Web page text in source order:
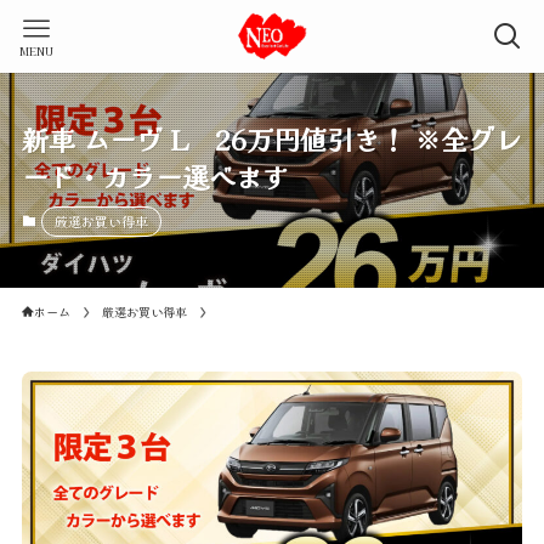
MENU
新車 ムーヴ L 26万円値引き！ ※全グレ
ード・カラー選べます
厳選お買い得車
ホーム 厳選お買い得車